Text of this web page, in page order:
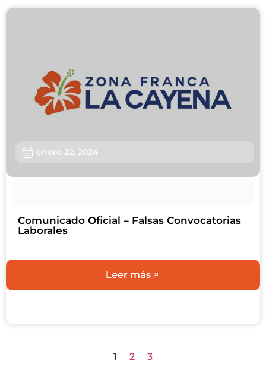
enero 22, 2024
Comunicado Oficial – Falsas Convocatorias
Laborales
Leer más
1 2 3